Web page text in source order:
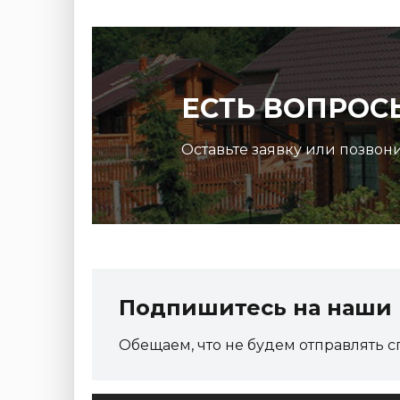
ЕСТЬ
Оставьте заявку или
Подпишитесь на наши
Обещаем, что не будем отправлять